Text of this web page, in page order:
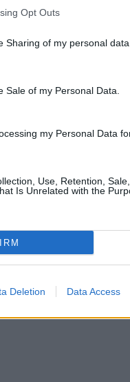
Opt Outs
Sharing of my personal data.
Sale of my Personal Data.
my Personal Data
Use, Retention,
Is Unrelated with the
Deletion Data Access